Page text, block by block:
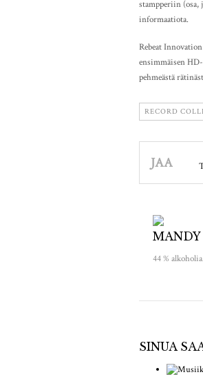
stampperiin (osa,
informaatiota.
Rebeat
ensimmäisen
pehmeästä
RECORD
JAA
MANDY
44 %
SINUA